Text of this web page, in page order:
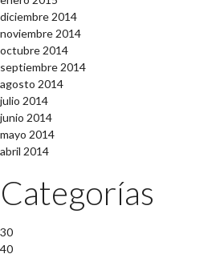
diciembre 2014
noviembre 2014
octubre 2014
septiembre 2014
agosto 2014
julio 2014
junio 2014
mayo 2014
abril 2014
Categorías
30
40